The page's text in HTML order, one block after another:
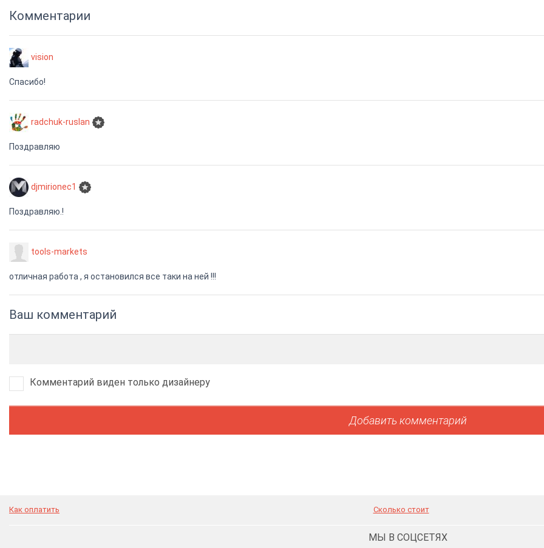
Комментарии
vision
Спасибо!
radchuk-ruslan
Поздравляю
djmirionec1
Поздравляю.!
tools-markets
отличная работа , я остановился все таки на ней !!!
Ваш комментарий
Комментарий виден только дизайнеру
Как оплатить Сколько стоит
МЫ В СОЦСЕТЯХ